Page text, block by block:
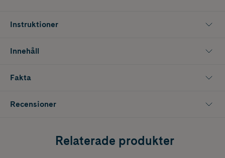
färgskiftande nagelglans.
Instruktioner
Innehåll
Fakta
Recensioner
Relaterade produkter